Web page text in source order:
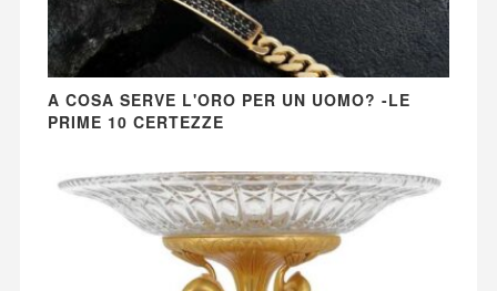
A COSA SERVE L'ORO PER UN UOMO? -LE
PRIME 10 CERTEZZE